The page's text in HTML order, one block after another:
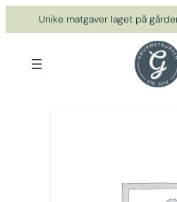
til
Unike matgaver laget på